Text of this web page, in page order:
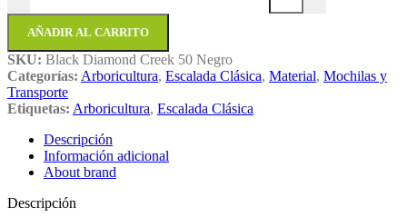
AÑADIR AL CARRITO
SKU: Black Diamond Creek 50 Negro
Categorías: Arboricultura, Escalada Clásica, Material, Mochilas y
Transporte
Etiquetas: Arboricultura, Escalada Clásica
Descripción
Información adicional
About brand
Descripción